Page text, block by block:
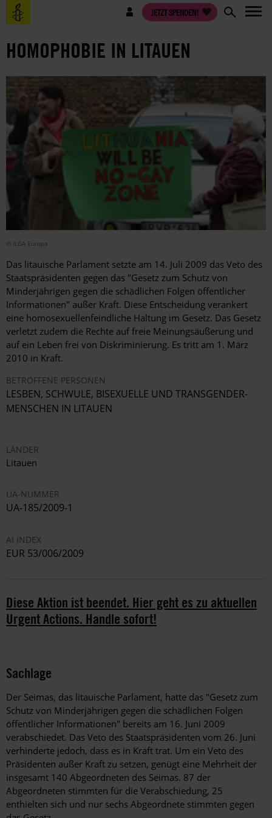
Direkt
zum
Benutzermenü JETZT SPENDEN!
HOMOPHOBIE IN LITAUEN
© ILGA Europa
Das litauische Parlament setzte am 14. Juli 2009 das Veto des
Staatspräsidenten gegen das "Gesetz zum Schutz von
Minderjährigen gegen die schädlichen Folgen öffentlicher
Informationen" außer Kraft. Diese Entscheidung verankert
eine homosexuellenfeindliche Haltung im Gesetz. Das Gesetz
verletzt zudem die Rechte auf freie Meinungsäußerung und
auf ein Leben frei von Diskriminierung. Es tritt am 1. März
2010 in Kraft.
BETROFFENE PERSONEN
LESBEN, SCHWULE, BISEXUELLE UND TRANSGENDER-
MENSCHEN IN LITAUEN
LÄNDER
Litauen
UA-NUMMER
UA-185/2009-1
AI INDEX
EUR 53/006/2009
Diese Aktion ist beendet. Hier geht es zu aktuellen
Urgent Actions. Handle sofort!
Sachlage
Der Seimas, das litauische Parlament, hatte das "Gesetz zum
Schutz von Minderjährigen gegen die schädlichen Folgen
öffentlicher Informationen" bereits am 16. Juni 2009
verabschiedet. Das Veto des Staatspräsidenten vom 26. Juni
verhinderte jedoch, dass es in Kraft trat. Um ein Veto des
Präsidenten außer Kraft zu setzen, genügt eine Mehrheit der
insgesamt 140 Abgeordneten des Seimas. 87 der
Abgeordneten stimmten für die Verabschiedung, 25
enthielten sich und nur sechs Abgeordnete stimmten gegen